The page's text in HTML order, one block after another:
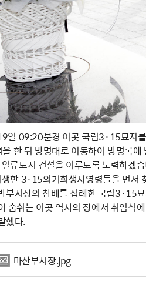
일 09:20분경 이곳 국립3·15묘지
한 뒤 방명대로 이동하여 방명록
류도시 건설을 이루도록 노력하겠
한 3·15의거희생자영령들을 먼
부시장의 참배를 집례한 국립3·15
숨쉬는 이곳 역사의 장에서 취임식
했다.
마산부시장.jpg